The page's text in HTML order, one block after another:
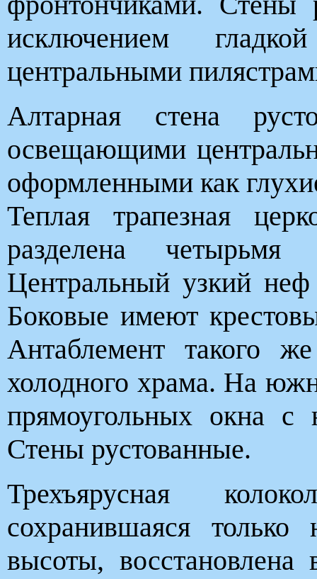
исключением
центральными
Алтарная стена
освещающими
оформленными как
Теплая трапезная
разделена
Центральный узкий
Боковые имеют
Антаблемент такого
холодного храма. На
прямоугольных окна с
Стены рустованные.
Трехъярусная
сохранившаяся только
высоты,